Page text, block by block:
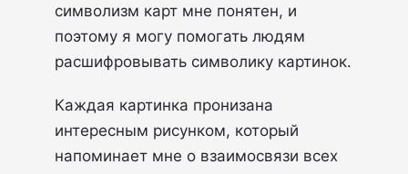
символизм карт мне понятен, и
поэтому я могу помогать людям
расшифровывать символику картинок.
Каждая картинка пронизана
интересным рисунком, который
напоминает мне о взаимосвязи всех